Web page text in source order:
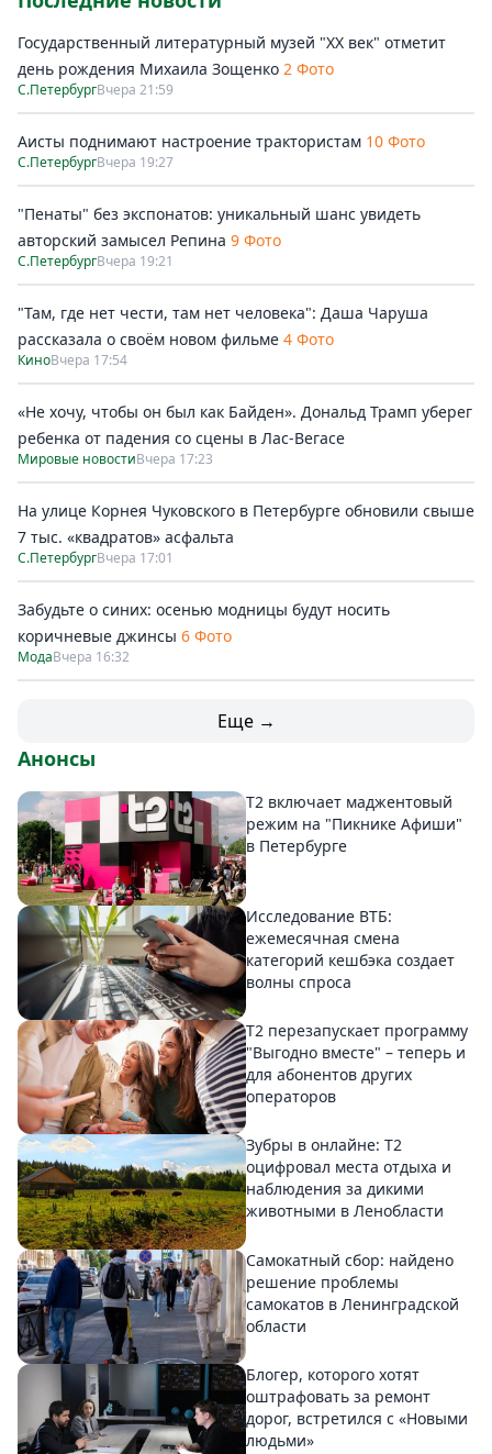
Государственный литературный музей "ХХ век" отметит
день рождения Михаила Зощенко 2 Фото
С.ПетербургВчера 21:59
Аисты поднимают настроение трактористам 10 Фото
С.ПетербургВчера 19:27
"Пенаты" без экспонатов: уникальный шанс увидеть
авторский замысел Репина 9 Фото
С.ПетербургВчера 19:21
"Там, где нет чести, там нет человека": Даша Чаруша
рассказала о своём новом фильме 4 Фото
КиноВчера 17:54
«Не хочу, чтобы он был как Байден». Дональд Трамп уберег
ребенка от падения со сцены в Лас-Вегасе
Мировые новостиВчера 17:23
На улице Корнея Чуковского в Петербурге обновили свыше
7 тыс. «квадратов» асфальта
С.ПетербургВчера 17:01
Забудьте о синих: осенью модницы будут носить
коричневые джинсы 6 Фото
МодаВчера 16:32
Еще →
Анонсы
Т2 включает маджентовый
режим на "Пикнике Афиши"
в Петербурге
Исследование ВТБ:
ежемесячная смена
категорий кешбэка создает
волны спроса
Т2 перезапускает программу
"Выгодно вместе" – теперь и
для абонентов других
операторов
Зубры в онлайне: Т2
оцифровал места отдыха и
наблюдения за дикими
животными в Ленобласти
Самокатный сбор: найдено
решение проблемы
самокатов в Ленинградской
области
Блогер, которого хотят
оштрафовать за ремонт
дорог, встретился с «Новыми
людьми»